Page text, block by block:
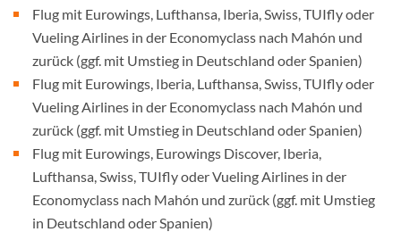
Flug mit Eurowings, Lufthansa, Iberia, Swiss, TUIfly oder
Vueling Airlines in der Economyclass nach Mahón und
zurück (ggf. mit Umstieg in Deutschland oder Spanien)
Flug mit Eurowings, Iberia, Lufthansa, Swiss, TUIfly oder
Vueling Airlines in der Economyclass nach Mahón und
zurück (ggf. mit Umstieg in Deutschland oder Spanien)
Flug mit Eurowings, Eurowings Discover, Iberia,
Lufthansa, Swiss, TUIfly oder Vueling Airlines in der
Economyclass nach Mahón und zurück (ggf. mit Umstieg
in Deutschland oder Spanien)